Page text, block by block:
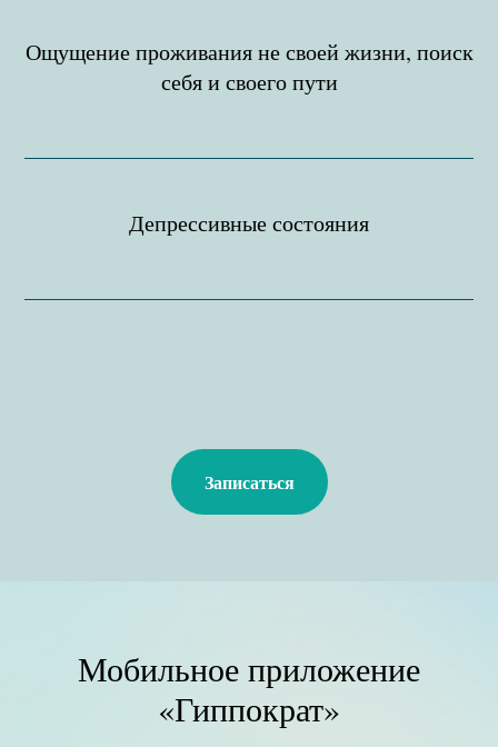
Ощущение проживания не своей жизни, поиск
себя и своего пути
Депрессивные состояния
Записаться
Мобильное приложение
«Гиппократ»